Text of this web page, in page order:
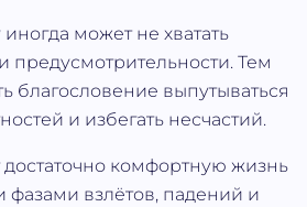
может не хватать
предусмотрительности. Тем
благословение выпутываться
и избегать несчастий.
комфортную жизнь
фазами взлётов, падений и